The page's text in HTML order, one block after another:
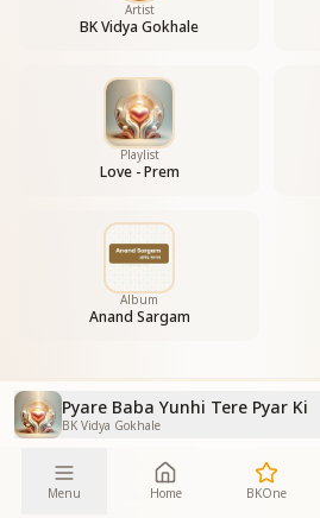
Artist
BK Vidya Gokhale
Playlist
Love - Prem
Album
Anand Sargam
Pyare Baba Yunhi Tere Pyar Ki
BK Vidya Gokhale
Menu Home BKOne